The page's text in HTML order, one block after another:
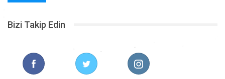
Bizi Takip Edin